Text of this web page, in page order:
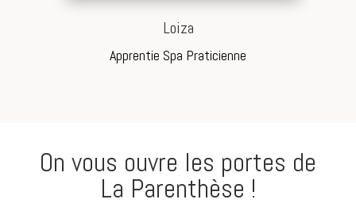
Loiza
Apprentie Spa Praticienne
On vous ouvre les portes de
La Parenthèse !